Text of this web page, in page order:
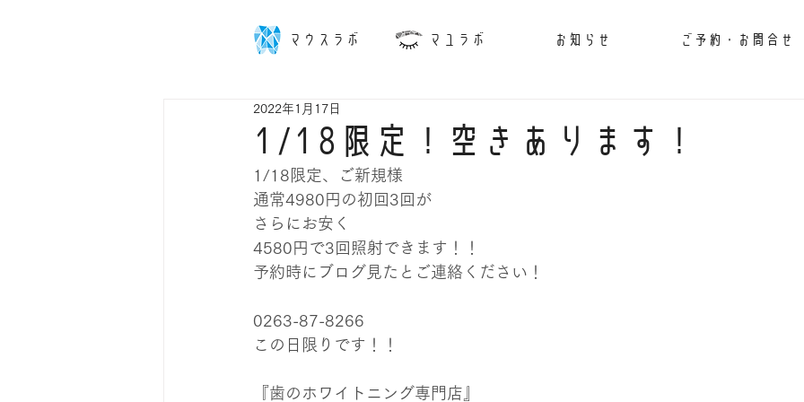
マウスラボ マユラボ お知らせ ご予約・お問合せ
1/18限定！空きあります！
2022年1月17日
1/18限定、ご新規様
通常4980円の初回3回が
さらにお安く
4580円で3回照射できます！！
予約時にブログ見たとご連絡ください！
0263-87-8266
この日限りです！！
『歯のホワイトニング専門店』